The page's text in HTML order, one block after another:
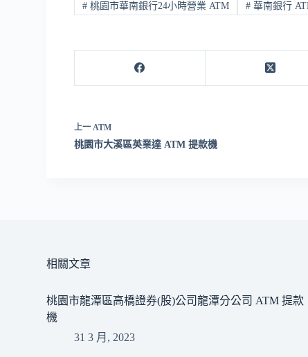
# 桃園市華南銀行24小時營業 ATM #華南銀行
上一 ATM
桃園市大溪區英業達 ATM 提款機
相關文章
桃園市龍潭區高橋證券(股)公司龍潭分公司 ATM 提款
機
31 3 月, 2023